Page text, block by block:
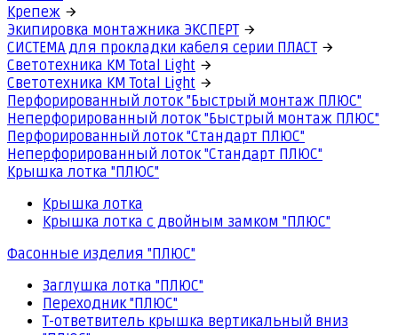
Крепеж
Экипировка монтажника ЭКСПЕРТ
СИСТЕМА для прокладки кабеля серии ПЛАСТ
Светотехника КМ Total Light
Светотехника КМ Total Light
Перфорированный лоток "Быстрый монтаж ПЛЮС"
Неперфорированный лоток "Быстрый монтаж ПЛЮС"
Перфорированный лоток "Стандарт ПЛЮС"
Неперфорированный лоток "Стандарт ПЛЮС"
Крышка лотка "ПЛЮС"
Крышка лотка
Крышка лотка с двойным замком "ПЛЮС"
Фасонные изделия "ПЛЮС"
Заглушка лотка "ПЛЮС"
Переходник "ПЛЮС"
Т-ответвитель крышка вертикальный вниз